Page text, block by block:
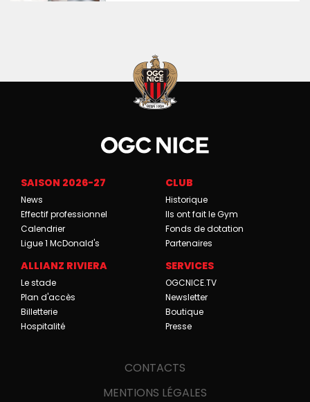
SAISON 2026-27
News
Effectif professionnel
Calendrier
Ligue 1 McDonald's
CLUB
Historique
Ils ont fait le Gym
Fonds de dotation
Partenaires
ALLIANZ RIVIERA
Le stade
Plan d'accès
Billetterie
Hospitalité
SERVICES
OGCNICE.TV
Newsletter
Boutique
Presse
CONTACTS
MENTIONS LÉGALES